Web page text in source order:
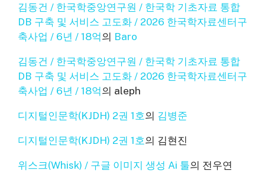
김동건 / 한국학중앙연구원 / 한국학 기초자료 통합
DB 구축 및 서비스 고도화 / 2026 한국학자료센터구
축사업 / 6년 / 18억의 Baro
김동건 / 한국학중앙연구원 / 한국학 기초자료 통합
DB 구축 및 서비스 고도화 / 2026 한국학자료센터구
축사업 / 6년 / 18억의 aleph
디지털인문학(KJDH) 2권 1호의 김병준
디지털인문학(KJDH) 2권 1호의 김현진
위스크(Whisk) / 구글 이미지 생성 Ai 툴의 전우연